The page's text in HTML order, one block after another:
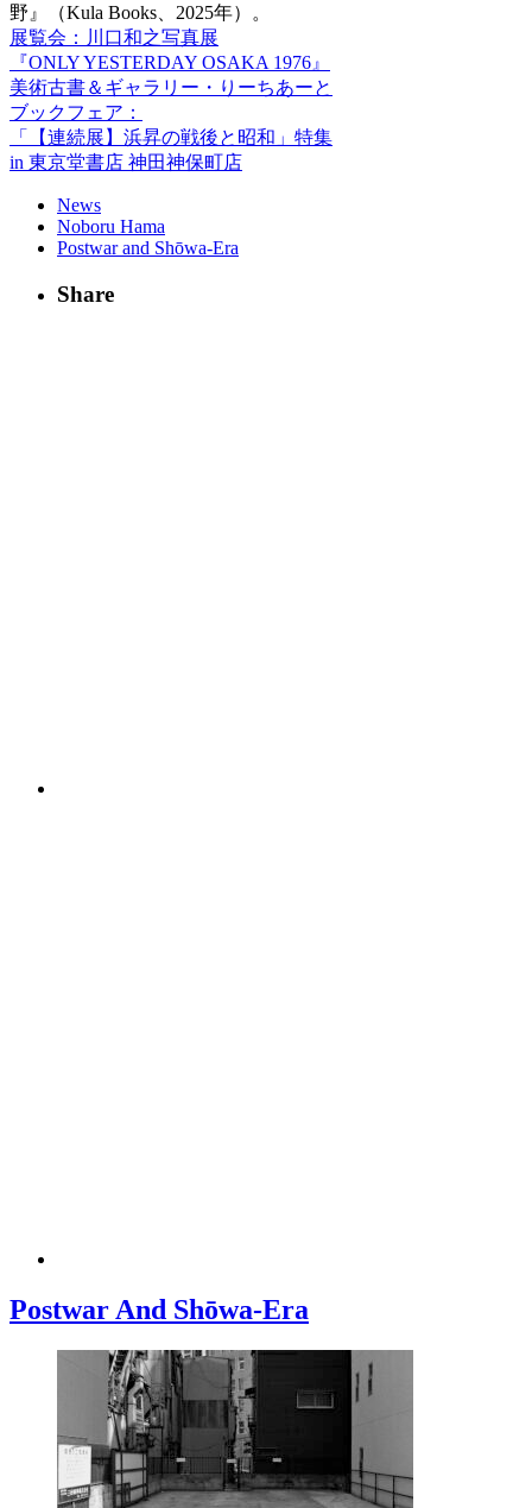
野』（Kula Books、2025年）。
展覧会：川口和之写真展
『ONLY YESTERDAY OSAKA 1976』
美術古書＆ギャラリー・りーちあーと
ブックフェア：
「【連続展】浜昇の戦後と昭和」特集
in 東京堂書店 神田神保町店
News
Noboru Hama
Postwar and Shōwa-Era
Share
Postwar And Shōwa-Era